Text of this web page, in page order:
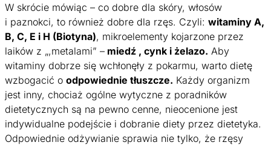
W skrócie mówiąc – co dobre dla skóry, włosów
i paznokci, to również dobre dla rzęs. Czyli: witaminy A,
B, C, E i H (Biotyna), mikroelementy kojarzone przez
laików z „,metalami” – miedź , cynk i żelazo. Aby
witaminy dobrze się wchłonęły z pokarmu, warto dietę
wzbogacić o odpowiednie tłuszcze. Każdy organizm
jest inny, chociaż ogólne wytyczne z poradników
dietetycznych są na pewno cenne, nieocenione jest
indywidualne podejście i dobranie diety przez dietetyka.
Odpowiednie odżywianie sprawia nie tylko, że rzęsy